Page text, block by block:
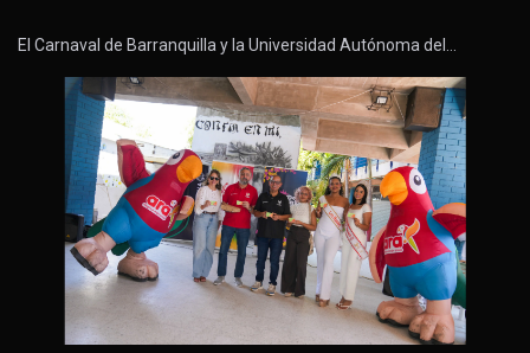
El Carnaval de Barranquilla y la Universidad Autónoma del…